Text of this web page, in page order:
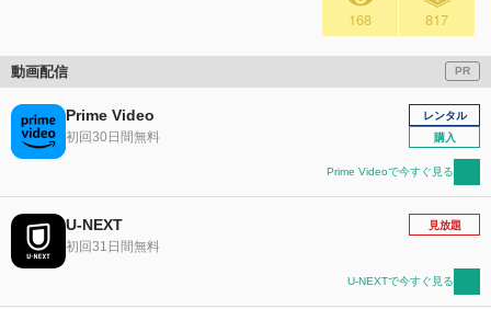
168 817
動画配信 PR
Prime Video
初回30日間無料
レンタル
購入
Prime Videoで今すぐ見る
U-NEXT
初回31日間無料
見放題
U-NEXTで今すぐ見る